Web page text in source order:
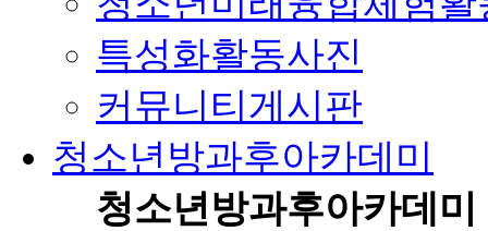
특성화활동사진
커뮤니티게시판
청소년방과후아카데미
청소년방과후아카데미